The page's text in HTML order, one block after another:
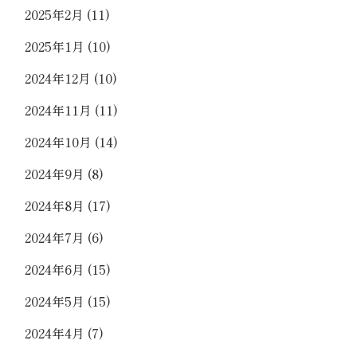
2025年2月 (11)
2025年1月 (10)
2024年12月 (10)
2024年11月 (11)
2024年10月 (14)
2024年9月 (8)
2024年8月 (17)
2024年7月 (6)
2024年6月 (15)
2024年5月 (15)
2024年4月 (7)